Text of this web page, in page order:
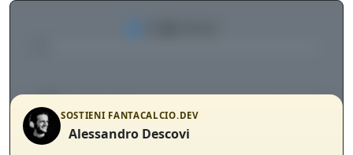
SOSTIENI FANTACALCIO.DEV
Alessandro Descovi